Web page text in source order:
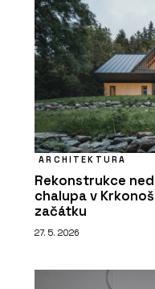
ARCHITEKTURA
Rekonstrukce
chalupa v
začátku
27. 5. 2026